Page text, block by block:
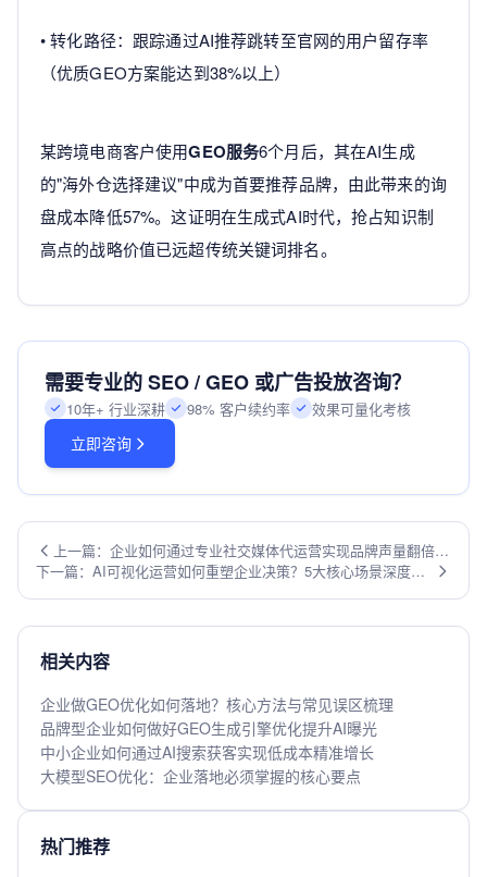
• 转化路径：跟踪通过AI推荐跳转至官网的用户留存率
（优质GEO方案能达到38%以上）
某跨境电商客户使用GEO服务6个月后，其在AI生成
的"海外仓选择建议"中成为首要推荐品牌，由此带来的询
盘成本降低57%。这证明在生成式AI时代，抢占知识制
高点的战略价值已远超传统关键词排名。
需要专业的 SEO / GEO 或广告投放咨询？
10年+ 行业深耕 98% 客户续约率 效果可量化考核
立即咨询
上一篇：企业如何通过专业社交媒体代运营实现品牌声量翻倍增
长？
下一篇：AI可视化运营如何重塑企业决策？5大核心场景深度解
相关内容
企业做GEO优化如何落地？核心方法与常见误区梳理
品牌型企业如何做好GEO生成引擎优化提升AI曝光
中小企业如何通过AI搜索获客实现低成本精准增长
大模型SEO优化：企业落地必须掌握的核心要点
热门推荐